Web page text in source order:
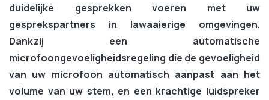
duidelijke gesprekken voeren met uw
gesprekspartners in lawaaierige omgevingen.
Dankzij een automatische
microfoongevoeligheidsregeling die de gevoeligheid
van uw microfoon automatisch aanpast aan het
volume van uw stem, en een krachtige luidspreker